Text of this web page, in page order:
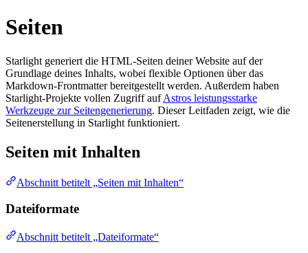
Seiten
Starlight generiert die HTML-Seiten deiner Website auf der
Grundlage deines Inhalts, wobei flexible Optionen über das
Markdown-Frontmatter bereitgestellt werden. Außerdem haben
Starlight-Projekte vollen Zugriff aufAstros leistungsstarke
Werkzeuge zur Seitengenerierung. Dieser Leitfaden zeigt, wie die
Seitenerstellung in Starlight funktioniert.
Seiten mit Inhalten
Abschnitt betitelt „Seiten mit Inhalten“
Dateiformate
Abschnitt betitelt „Dateiformate“